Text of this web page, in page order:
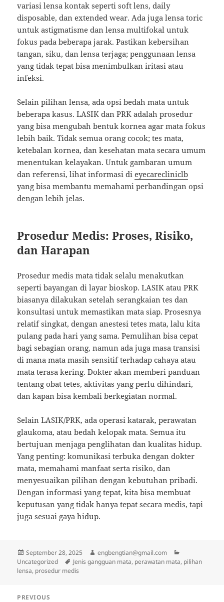
variasi lensa kontak seperti soft lens, daily
disposable, dan extended wear. Ada juga lensa toric
untuk astigmatisme dan lensa multifokal untuk
fokus pada beberapa jarak. Pastikan kebersihan
tangan, siku, dan lensa terjaga; penggunaan lensa
yang tidak tepat bisa menimbulkan iritasi atau
infeksi.
Selain pilihan lensa, ada opsi bedah mata untuk
beberapa kasus. LASIK dan PRK adalah prosedur
yang bisa mengubah bentuk kornea agar mata fokus
lebih baik. Tidak semua orang cocok; tes mata,
ketebalan kornea, dan kesehatan mata secara umum
menentukan kelayakan. Untuk gambaran umum
dan referensi, lihat informasi dieyecarecliniclb
yang bisa membantu memahami perbandingan opsi
dengan lebih jelas.
Prosedur Medis: Proses, Risiko,
dan Harapan
Prosedur medis mata tidak selalu menakutkan
seperti bayangan di layar bioskop. LASIK atau PRK
biasanya dilakukan setelah serangkaian tes dan
konsultasi untuk memastikan mata siap. Prosesnya
relatif singkat, dengan anestesi tetes mata, lalu kita
pulang pada hari yang sama. Pemulihan bisa cepat
bagi sebagian orang, namun ada juga masa transisi
di mana mata masih sensitif terhadap cahaya atau
mata terasa kering. Dokter akan memberi panduan
tentang obat tetes, aktivitas yang perlu dihindari,
dan kapan bisa kembali berkegiatan normal.
Selain LASIK/PRK, ada operasi katarak, perawatan
glaukoma, atau bedah kelopak mata. Semua itu
bertujuan menjaga penglihatan dan kualitas hidup.
Yang penting: komunikasi terbuka dengan dokter
mata, memahami manfaat serta risiko, dan
menyesuaikan pilihan dengan kebutuhan pribadi.
Dengan informasi yang tepat, kita bisa membuat
keputusan yang tidak hanya tepat secara medis, tapi
juga sesuai gaya hidup.
Posted
on
September 28, 2025 Author
engbengtian@gmail.com
Uncategorized
Tags
Jenis gangguan mata, perawatan mata, pilihan
lensa, prosedur medis
PREVIOUS